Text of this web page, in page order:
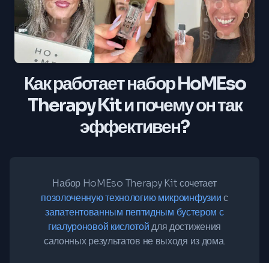
Как работает набор HoMEso
Therapy Kit и почему он так
эффективен?
Набор HoMEso Therapy Kit сочетает
позолоченную технологию микроинфузиис
запатентованным пептидным бустером с
гиалуроновой кислотойдля достижения
салонных результатов не выходя из дома.